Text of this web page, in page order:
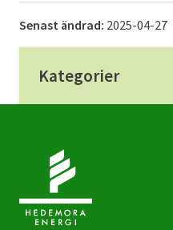
Senast ändrad: 2025-04-27
Kategorier